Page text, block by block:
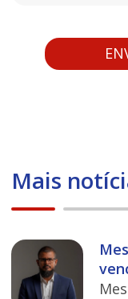
Mais